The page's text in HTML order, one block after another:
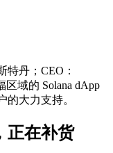
丹；CEO：
区域的 Solana dApp
的大力支持。
正在补货